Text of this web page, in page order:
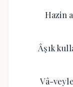
Hazin
Âşık
Vâ-